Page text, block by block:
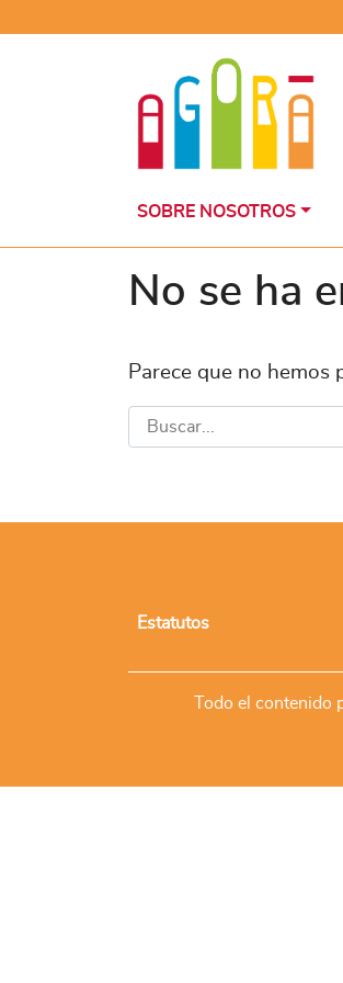
SOBRE NOSOTROS
No se ha
Parece que no hemos
Estatutos
Todo el